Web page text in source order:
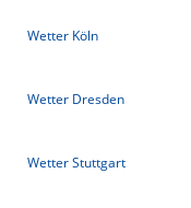
Wetter Köln
Wetter Dresden
Wetter Stuttgart